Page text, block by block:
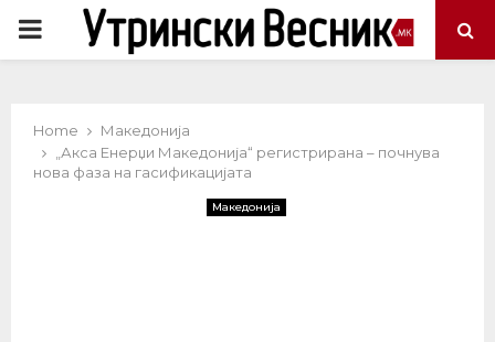
PRIMARY
Home
Македонија
„Акса Енерџи Македонија“ регистрирана – почнува
нова фаза на гасификацијата
Македонија